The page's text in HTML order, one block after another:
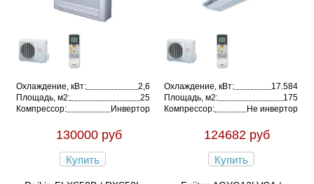
Охлаждение, кВт:
2,6
Площадь, м2:
25
Компрессор:
Инвертор
130000 руб
Купить
Охлаждение, кВт:
17.584
Площадь, м2:
175
Компрессор:
Не инвертор
124682 руб
Купить